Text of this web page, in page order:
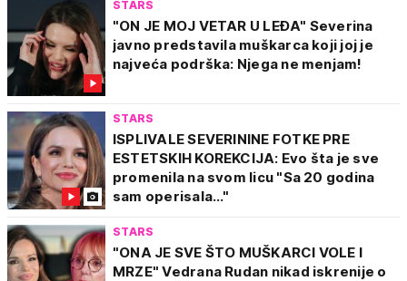
STARS
"ON JE MOJ VETAR U LEĐA" Severina
javno predstavila muškarca koji joj je
najveća podrška: Njega ne menjam!
STARS
ISPLIVALE SEVERININE FOTKE PRE
ESTETSKIH KOREKCIJA: Evo šta je sve
promenila na svom licu "Sa 20 godina
sam operisala..."
STARS
"ONA JE SVE ŠTO MUŠKARCI VOLE I
MRZE" Vedrana Rudan nikad iskrenije o